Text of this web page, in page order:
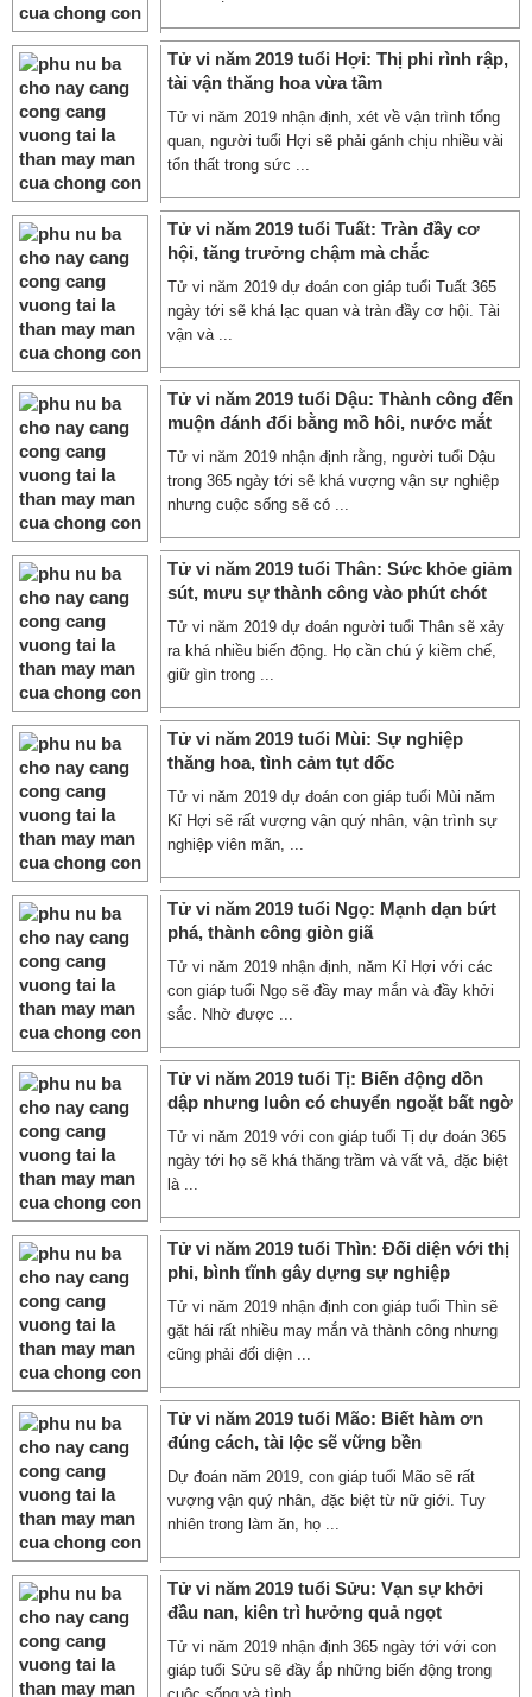
Tử vi năm 2019 tuổi Hợi: Thị phi rình rập,
tài vận thăng hoa vừa tầm
Tử vi năm 2019 nhận định, xét về vận trình tổng
quan, người tuổi Hợi sẽ phải gánh chịu nhiều vài
tổn thất trong sức ...
Tử vi năm 2019 tuổi Tuất: Tràn đầy cơ
hội, tăng trưởng chậm mà chắc
Tử vi năm 2019 dự đoán con giáp tuổi Tuất 365
ngày tới sẽ khá lạc quan và tràn đầy cơ hội. Tài
vận và ...
Tử vi năm 2019 tuổi Dậu: Thành công đến
muộn đánh đổi bằng mồ hôi, nước mắt
Tử vi năm 2019 nhận định rằng, người tuổi Dậu
trong 365 ngày tới sẽ khá vượng vận sự nghiệp
nhưng cuộc sống sẽ có ...
Tử vi năm 2019 tuổi Thân: Sức khỏe giảm
sút, mưu sự thành công vào phút chót
Tử vi năm 2019 dự đoán người tuổi Thân sẽ xảy
ra khá nhiều biến động. Họ cần chú ý kiềm chế,
giữ gìn trong ...
Tử vi năm 2019 tuổi Mùi: Sự nghiệp
thăng hoa, tình cảm tụt dốc
Tử vi năm 2019 dự đoán con giáp tuổi Mùi năm
Kỉ Hợi sẽ rất vượng vận quý nhân, vận trình sự
nghiệp viên mãn, ...
Tử vi năm 2019 tuổi Ngọ: Mạnh dạn bứt
phá, thành công giòn giã
Tử vi năm 2019 nhận định, năm Kỉ Hợi với các
con giáp tuổi Ngọ sẽ đầy may mắn và đầy khởi
sắc. Nhờ được ...
Tử vi năm 2019 tuổi Tị: Biến động dồn
dập nhưng luôn có chuyển ngoặt bất ngờ
Tử vi năm 2019 với con giáp tuổi Tị dự đoán 365
ngày tới họ sẽ khá thăng trầm và vất vả, đặc biệt
là ...
Tử vi năm 2019 tuổi Thìn: Đối diện với thị
phi, bình tĩnh gây dựng sự nghiệp
Tử vi năm 2019 nhận định con giáp tuổi Thìn sẽ
gặt hái rất nhiều may mắn và thành công nhưng
cũng phải đối diện ...
Tử vi năm 2019 tuổi Mão: Biết hàm ơn
đúng cách, tài lộc sẽ vững bền
Dự đoán năm 2019, con giáp tuổi Mão sẽ rất
vượng vận quý nhân, đặc biệt từ nữ giới. Tuy
nhiên trong làm ăn, họ ...
Tử vi năm 2019 tuổi Sửu: Vạn sự khởi
đầu nan, kiên trì hưởng quả ngọt
Tử vi năm 2019 nhận định 365 ngày tới với con
giáp tuổi Sửu sẽ đầy ắp những biến động trong